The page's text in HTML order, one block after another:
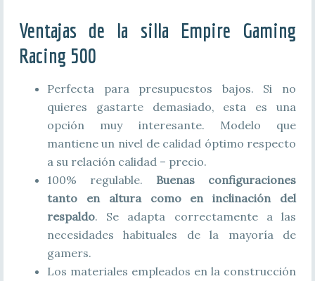
Ventajas de la silla Empire Gaming
Racing 500
Perfecta para presupuestos bajos. Si no
quieres gastarte demasiado, esta es una
opción muy interesante. Modelo que
mantiene un nivel de calidad óptimo respecto
a su relación calidad – precio.
100% regulable. Buenas configuraciones
tanto en altura como en inclinación del
respaldo. Se adapta correctamente a las
necesidades habituales de la mayoría de
gamers.
Los materiales empleados en la construcción